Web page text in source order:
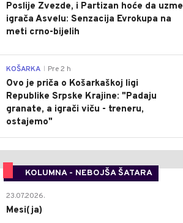
Poslije Zvezde, i Partizan hoće da uzme
igrača Asvelu: Senzacija Evrokupa na
meti crno-bijelih
KOŠARKA Pre 2 h
Ovo je priča o Košarkaškoj ligi
Republike Srpske Krajine: "Padaju
granate, a igrači viču - treneru,
ostajemo"
KOLUMNA - NEBOJŠA ŠATARA
23.07.2026.
Mesi(ja)